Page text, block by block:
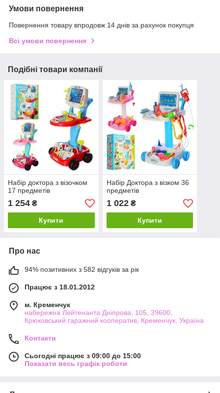
Умови повернення
Повернення товару впродовж 14 днів за рахунок покупця
Всі умови повернення
Подібні товари компанії
Набір доктора з візочком
17 предметів
1 254 ₴
Купити
Набір Доктора з візком 36
предметів
1 022₴
Купити
Про нас
94% позитивних з 582 відгуків за рік
Працює з 18.01.2012
м. Кременчук
набережна Лейтенанта Дніпрова, 105, 39600,
Крюковський гаражний кооператив, Кременчук, Україна
Контакти
Сьогодні працює з 09:00 до 15:00
Показати весь графік роботи